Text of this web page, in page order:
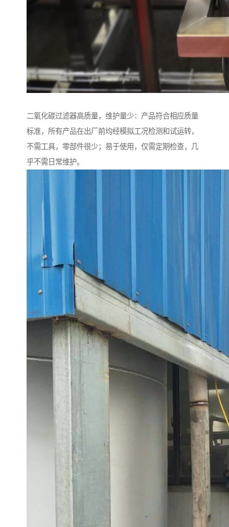
二氧化碳过滤器高质量，维护量少：产品符合相应质量
标准，所有产品在出厂前均经模拟工况检测和试运转，
不需工具，零部件很少；易于使用，仅需定期检查，几
乎不需日常维护。